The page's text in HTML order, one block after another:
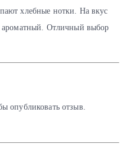
хлебные нотки. На вкус
ароматный. Отличный выбор
опубликовать отзыв.